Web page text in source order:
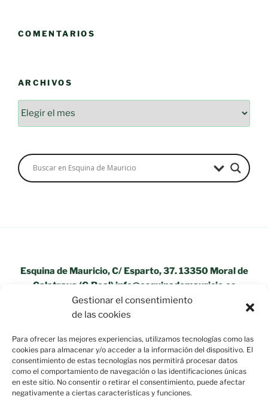
Gestionar el consentimiento
de las cookies
Para ofrecer las mejores experiencias, utilizamos tecnologías como las
cookies para almacenar y/o acceder a la información del dispositivo. El
consentimiento de estas tecnologías nos permitirá procesar datos
como el comportamiento de navegación o las identificaciones únicas
en este sitio. No consentir o retirar el consentimiento, puede afectar
negativamente a ciertas características y funciones.
COMENTARIOS
ARCHIVOS
Archivos
Esquina de Mauricio, C/ Esparto, 37. 13350 Moral de
Calatrava (C.Real) info@esquinademauricio.es
«Aviso Legal»